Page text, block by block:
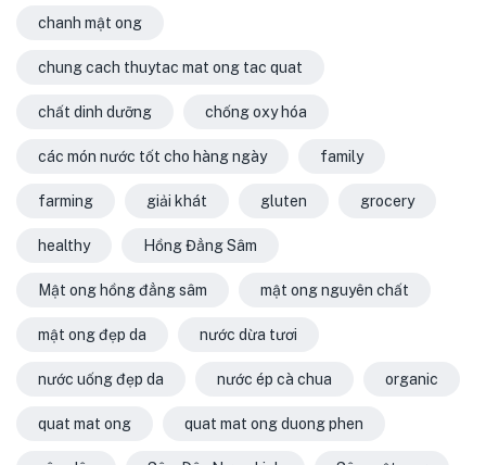
chanh mật ong
chung cach thuytac mat ong tac quat
chất dinh dưỡng chống oxy hóa
các món nước tốt cho hàng ngày family
farming giải khát gluten grocery
healthy Hồng Đẳng Sâm
Mật ong hồng đẳng sâm mật ong nguyên chất
mật ong đẹp da nước dừa tươi
nước uống đẹp da nước ép cà chua organic
quat mat ong quat mat ong duong phen